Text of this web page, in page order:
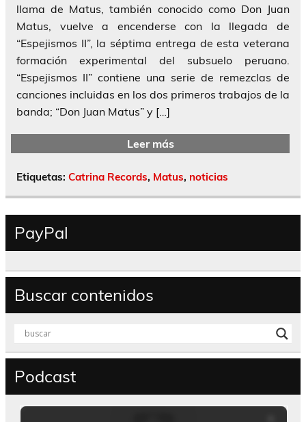
llama de Matus, también conocido como Don Juan
Matus, vuelve a encenderse con la llegada de
“Espejismos II”, la séptima entrega de esta veterana
formación experimental del subsuelo peruano.
“Espejismos II” contiene una serie de remezclas de
canciones incluidas en los dos primeros trabajos de la
banda; “Don Juan Matus” y […]
Leer más
Etiquetas: Catrina Records, Matus, noticias
PayPal
Buscar contenidos
Podcast